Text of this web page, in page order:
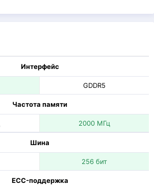
Интерфейс
GDDR5
Частота памяти
2000 МГц
Шина
256 бит
ECC-поддержка